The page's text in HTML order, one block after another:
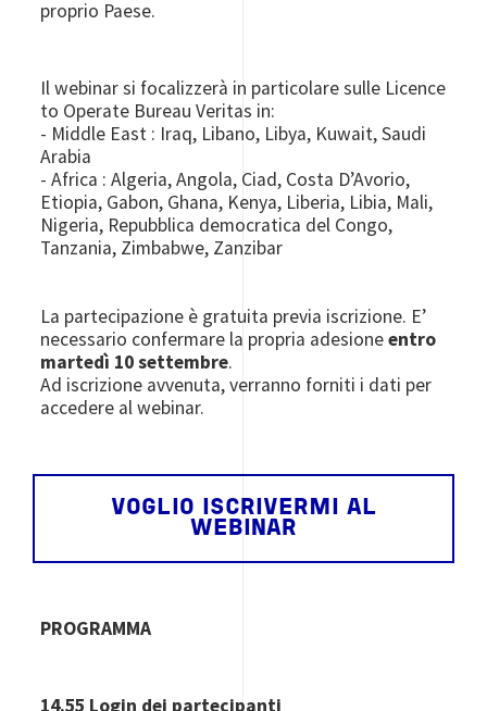
proprio Paese.
Il webinar si focalizzerà in particolare sulle Licence
to Operate Bureau Veritas in:
- Middle East : Iraq, Libano, Libya, Kuwait, Saudi
Arabia
- Africa : Algeria, Angola, Ciad, Costa D’Avorio,
Etiopia, Gabon, Ghana, Kenya, Liberia, Libia, Mali,
Nigeria, Repubblica democratica del Congo,
Tanzania, Zimbabwe, Zanzibar
La partecipazione è gratuita previa iscrizione. E’
necessario confermare la propria adesioneentro
martedì 10 settembre.
Ad iscrizione avvenuta, verranno forniti i dati per
accedere al webinar.
VOGLIO ISCRIVERMI AL
WEBINAR
PROGRAMMA
14.55 Login dei partecipanti